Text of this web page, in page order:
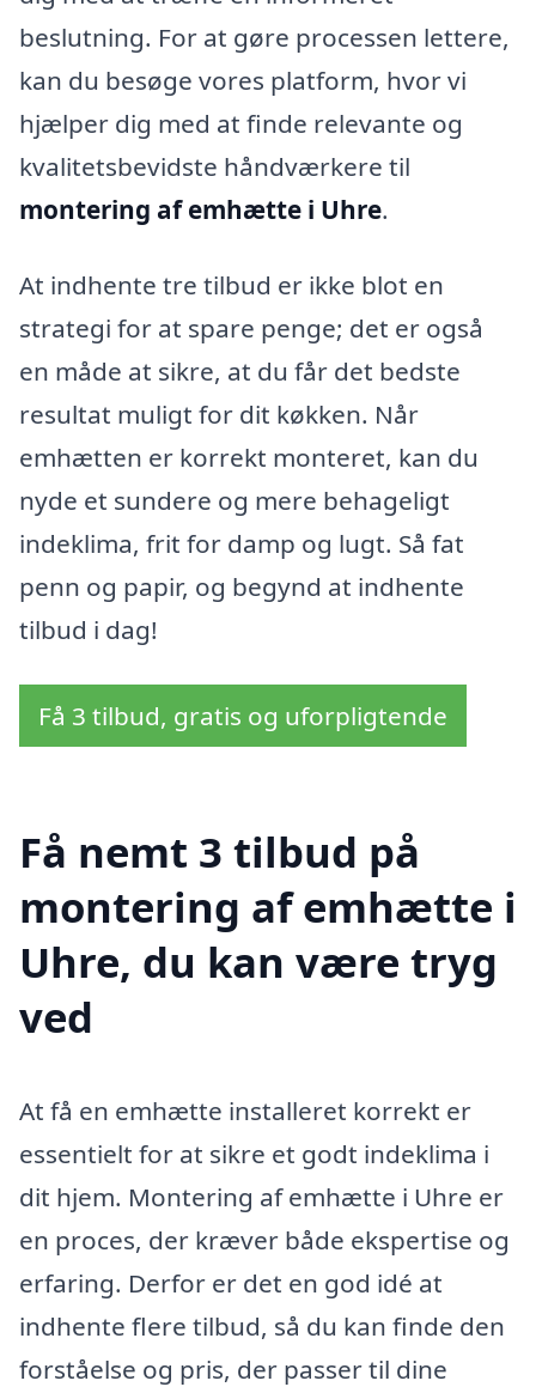
beslutning. For at gøre processen lettere,
kan du besøge vores platform, hvor vi
hjælper dig med at finde relevante og
kvalitetsbevidste håndværkere til
montering af emhætte i Uhre.
At indhente tre tilbud er ikke blot en
strategi for at spare penge; det er også
en måde at sikre, at du får det bedste
resultat muligt for dit køkken. Når
emhætten er korrekt monteret, kan du
nyde et sundere og mere behageligt
indeklima, frit for damp og lugt. Så fat
penn og papir, og begynd at indhente
tilbud i dag!
Få 3 tilbud, gratis og uforpligtende
Få nemt 3 tilbud på
montering af emhætte i
Uhre, du kan være tryg
ved
At få en emhætte installeret korrekt er
essentielt for at sikre et godt indeklima i
dit hjem. Montering af emhætte i Uhre er
en proces, der kræver både ekspertise og
erfaring. Derfor er det en god idé at
indhente flere tilbud, så du kan finde den
forståelse og pris, der passer til dine